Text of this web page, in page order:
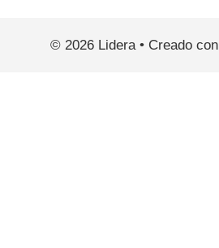
© 2026 Lidera• Creado con